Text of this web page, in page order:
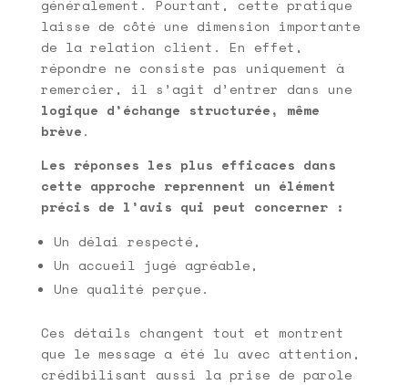
généralement. Pourtant, cette pratique
laisse de côté une dimension importante
de la relation client. En effet,
répondre ne consiste pas uniquement à
remercier, il s’agit d’entrer dans une
logique d’échange structurée, même
brève.
Les réponses les plus efficaces dans
cette approche reprennent un élément
précis de l’avis qui peut concerner :
Un délai respecté,
Un accueil jugé agréable,
Une qualité perçue.
Ces détails changent tout et montrent
que le message a été lu avec attention,
crédibilisant aussi la prise de parole